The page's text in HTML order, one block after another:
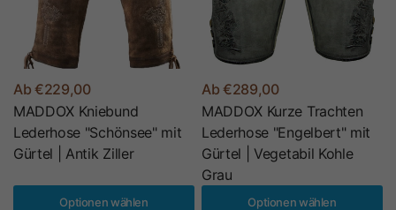
Ab €229,00
MADDOX Kniebund
Lederhose "Schönsee" mit
Gürtel | Antik Ziller
Optionen wählen
Ab €289,00
MADDOX Kurze Trachten
Lederhose "Engelbert" mit
Gürtel | Vegetabil Kohle
Grau
Optionen wählen